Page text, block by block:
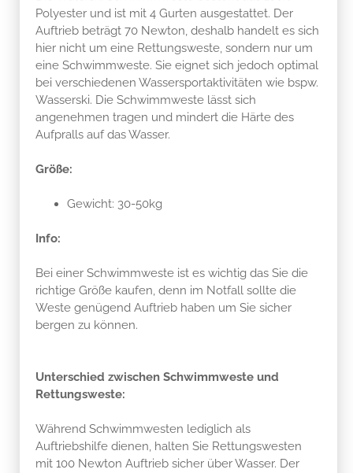
Polyester und ist mit 4 Gurten ausgestattet. Der
Auftrieb beträgt 70 Newton, deshalb handelt es sich
hier nicht um eine Rettungsweste, sondern nur um
eine Schwimmweste. Sie eignet sich jedoch optimal
bei verschiedenen Wassersportaktivitäten wie bspw.
Wasserski. Die Schwimmweste lässt sich
angenehmen tragen und mindert die Härte des
Aufpralls auf das Wasser.
Größe:
Gewicht: 30-50kg
Info:
Bei einer Schwimmweste ist es wichtig das Sie die
richtige Größe kaufen, denn im Notfall sollte die
Weste genügend Auftrieb haben um Sie sicher
bergen zu können.
Unterschied zwischen Schwimmweste und
Rettungsweste:
Während Schwimmwesten lediglich als
Auftriebshilfe dienen, halten Sie Rettungswesten
mit 100 Newton Auftrieb sicher über Wasser. Der